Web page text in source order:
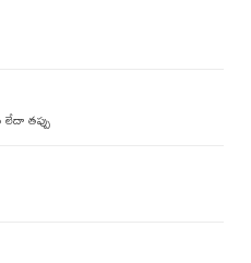
తప్పు